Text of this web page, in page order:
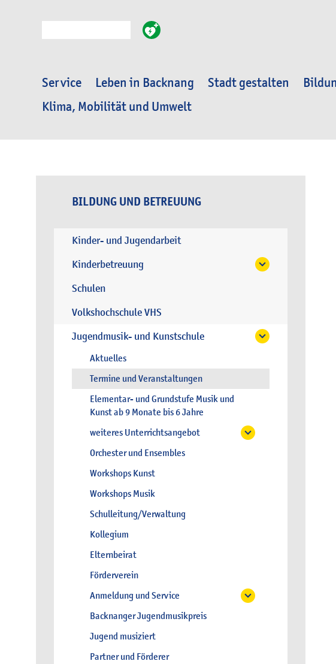
Service Leben in Backnang Stadt gestalten
Klima, Mobilität und Umwelt
BILDUNG UND BETREUUNG
Kinder- und Jugendarbeit
Kinderbetreuung
Schulen
Volkshochschule VHS
Jugendmusik- und Kunstschule
Aktuelles
Termine und Veranstaltungen
Elementar- und Grundstufe Musik und
Kunst ab 9 Monate bis 6 Jahre
weiteres Unterrichtsangebot
Orchester und Ensembles
Workshops Kunst
Workshops Musik
Schulleitung/Verwaltung
Kollegium
Elternbeirat
Förderverein
Anmeldung und Service
Backnanger Jugendmusikpreis
Jugend musiziert
Partner und Förderer